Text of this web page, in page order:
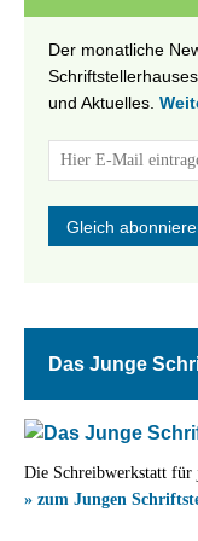
Der monatliche
und Aktuelles.
Das Junge
Die Schreibwerkstatt für
» zum Jungen